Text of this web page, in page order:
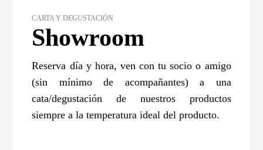
CARTA Y DEGUSTACIÓN
Showroom
Reserva día y hora, ven con tu socio o amigo
(sin mínimo de acompañantes) a una
cata/degustación de nuestros productos
siempre a la temperatura ideal del producto.